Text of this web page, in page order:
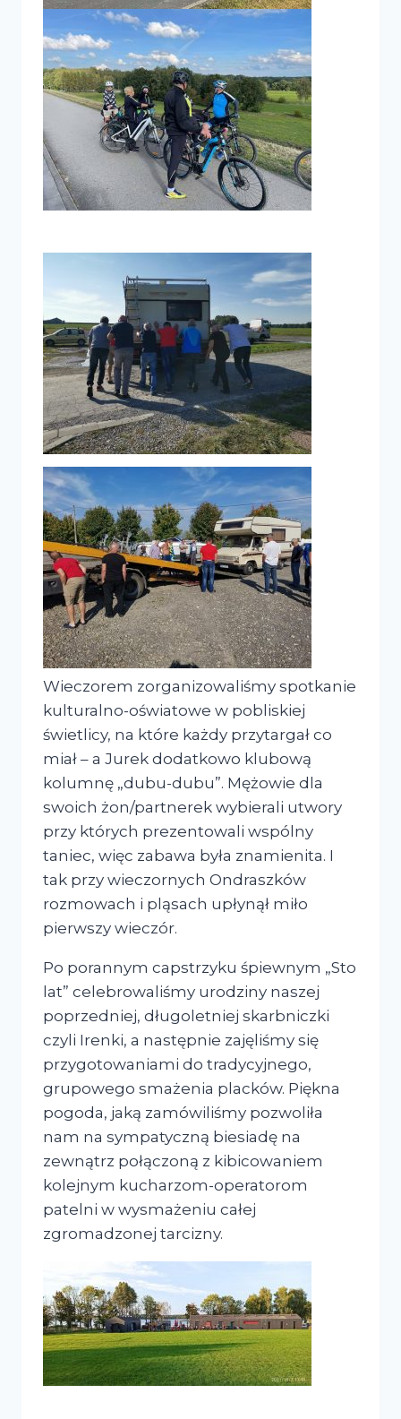
Wieczorem zorganizowaliśmy spotkanie
kulturalno-oświatowe w pobliskiej
świetlicy, na które każdy przytargał co
miał – a Jurek dodatkowo klubową
kolumnę „dubu-dubu”. Mężowie dla
swoich żon/partnerek wybierali utwory
przy których prezentowali wspólny
taniec, więc zabawa była znamienita. I
tak przy wieczornych Ondraszków
rozmowach i pląsach upłynął miło
pierwszy wieczór.
Po porannym capstrzyku śpiewnym „Sto
lat” celebrowaliśmy urodziny naszej
poprzedniej, długoletniej skarbniczki
czyli Irenki, a następnie zajęliśmy się
przygotowaniami do tradycyjnego,
grupowego smażenia placków. Piękna
pogoda, jaką zamówiliśmy pozwoliła
nam na sympatyczną biesiadę na
zewnątrz połączoną z kibicowaniem
kolejnym kucharzom-operatorom
patelni w wysmażeniu całej
zgromadzonej tarcizny.